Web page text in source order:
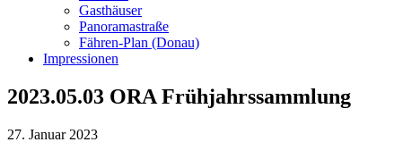
Gasthäuser
Panoramastraße
Fähren-Plan (Donau)
Impressionen
2023.05.03 ORA Frühjahrssammlung
27. Januar 2023